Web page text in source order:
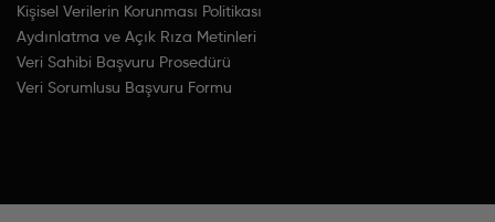
Kişisel Verilerin Korunması Politikası
Aydınlatma ve Açık Rıza Metinleri
Veri Sahibi Başvuru Prosedürü
Veri Sorumlusu Başvuru Formu